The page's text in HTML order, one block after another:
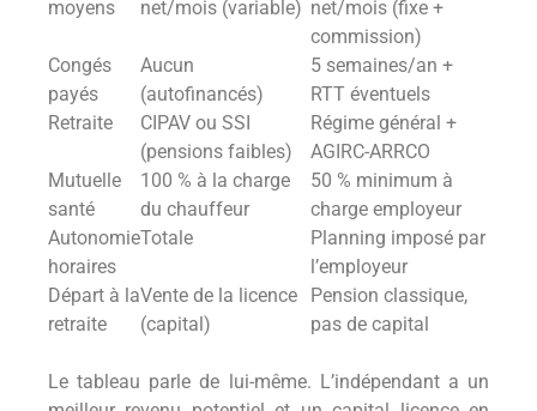
moyens
net/mois (variable) net/mois (fixe +
commission)
Congés
payés
Aucun
(autofinancés)
5 semaines/an +
RTT éventuels
Retraite
CIPAV ou SSI
(pensions faibles)
Régime général +
AGIRC-ARRCO
Mutuelle
santé
100 % à la charge
du chauffeur
50 % minimum à
charge employeur
Autonomie
horaires
Totale
Planning imposé par
l’employeur
Départ à la
retraite
Vente de la licence
(capital)
Pension classique,
pas de capital
Le tableau parle de lui-même. L’indépendant a un